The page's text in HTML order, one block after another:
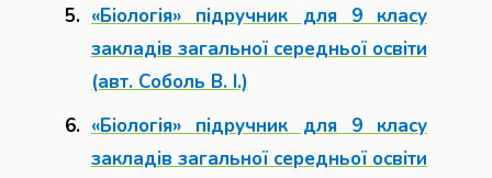
«Біологія» підручник для 9 класу
закладів загальної середньої освіти
(авт. Соболь В. І.)
«Біологія» підручник для 9 класу
закладів загальної середньої освіти